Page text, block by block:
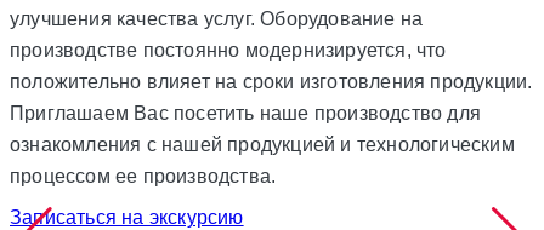
улучшения качества услуг. Оборудование на
производстве постоянно модернизируется, что
положительно влияет на сроки изготовления продукции.
Приглашаем Вас посетить наше производство для
ознакомления с нашей продукцией и технологическим
процессом ее производства.
Записаться на экскурсию